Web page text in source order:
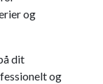
og
dit
og